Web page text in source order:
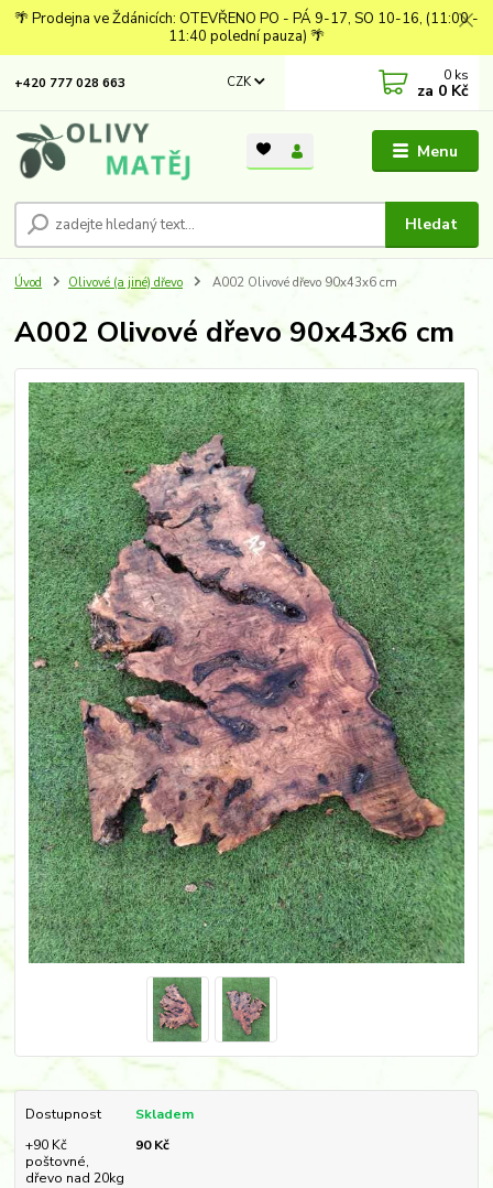
🌴 Prodejna ve Ždánicích: OTEVŘENO PO - PÁ 9-17, SO 10-16, (11:00 -
11:40 polední pauza) 🌴
Menu
CZK
Hledat
+420 777 028 663 0 ks
za 0 Kč
Úvod Olivové (a jiné) dřevo A002 Olivové dřevo 90x43x6 cm
A002 Olivové dřevo 90x43x6 cm
Dostupnost
Skladem
+90 Kč
poštovné,
dřevo nad 20kg
90 Kč